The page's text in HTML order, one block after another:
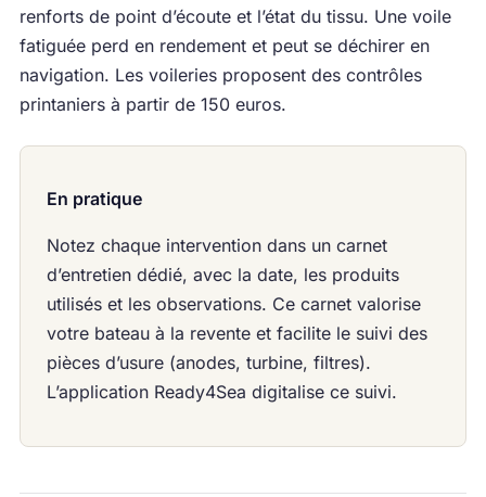
renforts de point d’écoute et l’état du tissu. Une voile
fatiguée perd en rendement et peut se déchirer en
navigation. Les voileries proposent des contrôles
printaniers à partir de 150 euros.
En pratique
Notez chaque intervention dans un carnet
d’entretien dédié, avec la date, les produits
utilisés et les observations. Ce carnet valorise
votre bateau à la revente et facilite le suivi des
pièces d’usure (anodes, turbine, filtres).
L’application Ready4Sea digitalise ce suivi.